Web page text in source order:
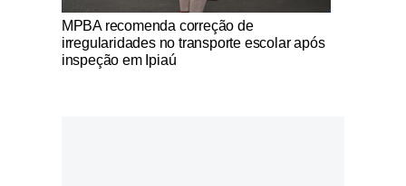
Notícias Católicas
MPBA recomenda correção de
irregularidades no transporte escolar após
inspeção em Ipiaú